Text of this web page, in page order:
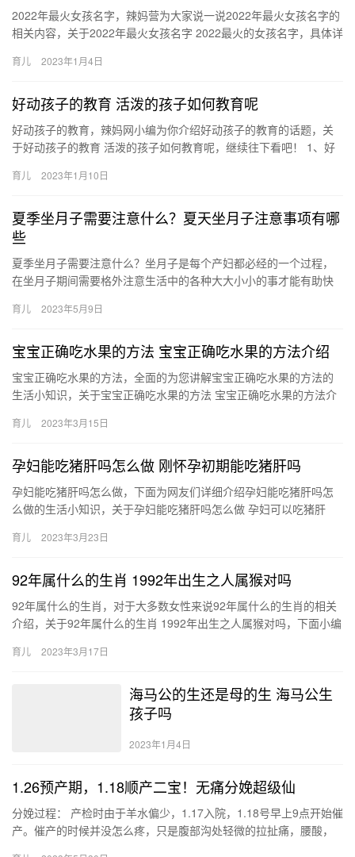
2022年最火女孩名字，辣妈营为大家说一说2022年最火女孩名字的
相关内容，关于2022年最火女孩名字 2022最火的女孩名字，具体详
育儿 2023年1月4日
好动孩子的教育 活泼的孩子如何教育呢
好动孩子的教育，辣妈网小编为你介绍好动孩子的教育的话题，关
于好动孩子的教育 活泼的孩子如何教育呢，继续往下看吧！ 1、好
子…
育儿 2023年1月10日
夏季坐月子需要注意什么？夏天坐月子注意事项有哪
些
夏季坐月子需要注意什么？坐月子是每个产妇都必经的一个过程，
在坐月子期间需要格外注意生活中的各种大大小小的事才能有助快
夏季…
育儿 2023年5月9日
宝宝正确吃水果的方法 宝宝正确吃水果的方法介绍
宝宝正确吃水果的方法，全面的为您讲解宝宝正确吃水果的方法的
生活小知识，关于宝宝正确吃水果的方法 宝宝正确吃水果的方法介
宝…
育儿 2023年3月15日
孕妇能吃猪肝吗怎么做 刚怀孕初期能吃猪肝吗
孕妇能吃猪肝吗怎么做，下面为网友们详细介绍孕妇能吃猪肝吗怎
么做的生活小知识，关于孕妇能吃猪肝吗怎么做 孕妇可以吃猪肝
孕…
育儿 2023年3月23日
92年属什么的生肖 1992年出生之人属猴对吗
92年属什么的生肖，对于大多数女性来说92年属什么的生肖的相关
介绍，关于92年属什么的生肖 1992年出生之人属猴对吗，下面小编
育儿 2023年3月17日
海马公的生还是母的生 海马公生
孩子吗
2023年1月4日
1.26预产期，1.18顺产二宝！无痛分娩超级仙
分娩过程： 产检时由于羊水偏少，1.17入院，1.18号早上9点开始催
产。催产的时候并没怎么疼，只是腹部沟处轻微的拉扯痛，腰酸，